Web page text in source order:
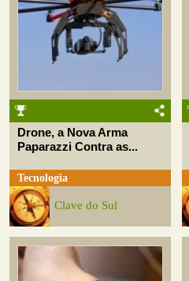
Drone, a Nova Arma
Paparazzi Contra as...
Tecnologia
Clave do Sul